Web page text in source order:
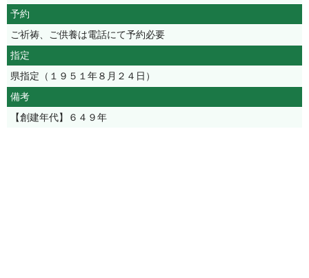
予約
ご祈祷、ご供養は電話にて予約必要
指定
県指定（１９５１年８月２４日）
備考
【創建年代】６４９年